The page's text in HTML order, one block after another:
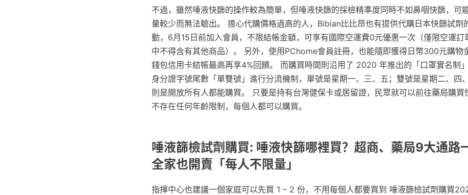
不過，雖然唾液快篩的操作較為簡單，但唾液快篩的採檢精準度同時不如鼻咽快篩，可
量較少而無法驗出。 擔心代購價格過高的人，Bibian比比昂也有提供代購日本快篩試劑
動，6月15日前加入會員，不限結帳金額，可享有國際空運費0元優惠一次（僅限空運訂
中不得含有其他商品）。 另外，使用PChome會員註冊，也能隨即獲得日幣300元購物
錢包信用卡結帳最高再享4%回饋。 而購買時間則沿用了 2020 年推出的「口罩實名制
身分證字號尾數「單雙號」進行分流機制，單號是星期一、三、五；雙號是星期二、四
則是開放所有人都能購買。 只要是持有台灣健保卡或居留證，民眾就可以前往藥局購買
不存在任何年齡限制，每個人都可以購買。
唾液篩檢試劑購買: 唾液快篩哪裡買？超商、藥局9大通路
全家也開賣「每人不限量」
指揮中心也建議一個家庭可以先買 1 – 2 份，不用每個人都要買到 唾液篩檢試劑購買